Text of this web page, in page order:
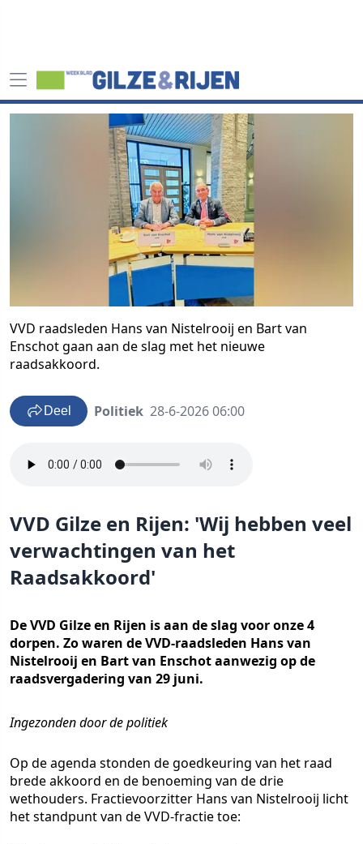
VVD raadsleden Hans van Nistelrooij en Bart van
Enschot gaan aan de slag met het nieuwe
raadsakkoord.
Deel Politiek 28-6-2026 06:00
VVD Gilze en Rijen: 'Wij hebben veel
verwachtingen van het
Raadsakkoord'
De VVD Gilze en Rijen is aan de slag voor onze 4
dorpen. Zo waren de VVD-raadsleden Hans van
Nistelrooij en Bart van Enschot aanwezig op de
raadsvergadering van 29 juni.
Ingezonden door de politiek
Op de agenda stonden de goedkeuring van het raad
brede akkoord en de benoeming van de drie
wethouders. Fractievoorzitter Hans van Nistelrooij licht
het standpunt van de VVD-fractie toe: